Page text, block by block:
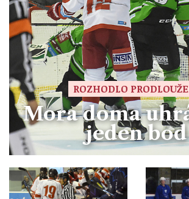
ROZHODLO
Mora doma
jeden bod